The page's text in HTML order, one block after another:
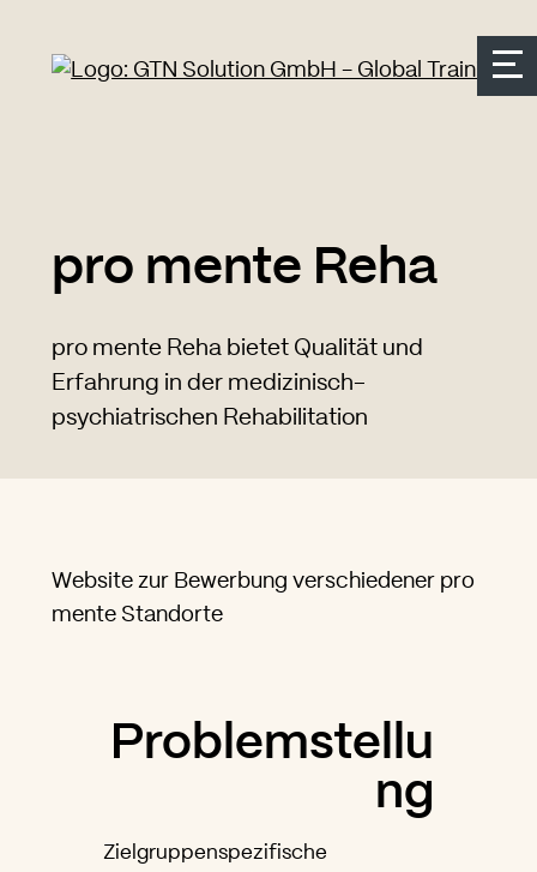
Accesskey: [Alt+1]
Accesskey: [Alt+2]
pro mente Reha
pro mente Reha bietet Qualität und
Erfahrung in der medizinisch-
psychiatrischen Rehabilitation
Website zur Bewerbung verschiedener pro
mente Standorte
Problemstellu
ng
Zielgruppenspezifische